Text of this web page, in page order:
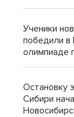
Ученики
победили
олимпиаде
Остановку
Сибири